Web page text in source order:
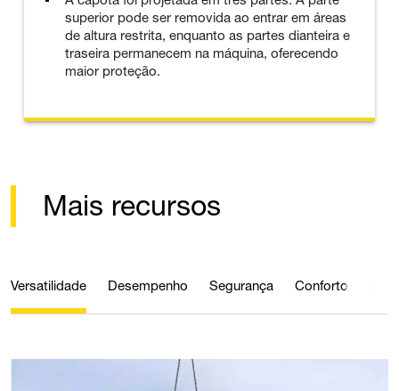
superior pode ser removida ao entrar em áreas
de altura restrita, enquanto as partes dianteira e
traseira permanecem na máquina, oferecendo
maior proteção.
Mais recursos
Versatilidade Desempenho Segurança Conforto